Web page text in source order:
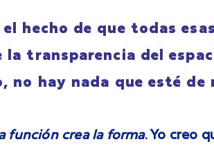
el hecho de que todas
transparencia del
no hay nada que esté de
función crea la forma. Yo creo